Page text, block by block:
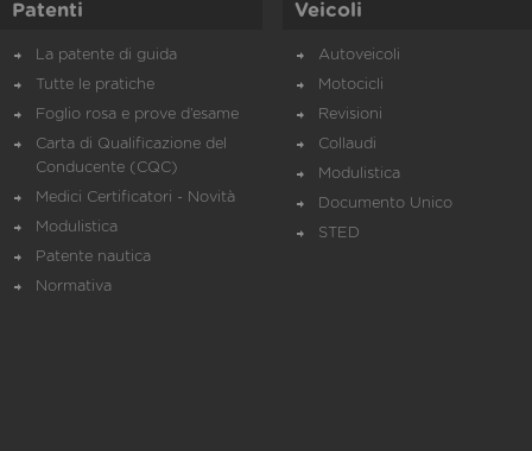
Patenti
La patente di guida
Tutte le pratiche
Foglio rosa e prove d’esame
Carta di Qualificazione del
Conducente (CQC)
Medici Certificatori - Novità
Modulistica
Patente nautica
Normativa
Veicoli
Autoveicoli
Motocicli
Revisioni
Collaudi
Modulistica
Documento Unico
STED